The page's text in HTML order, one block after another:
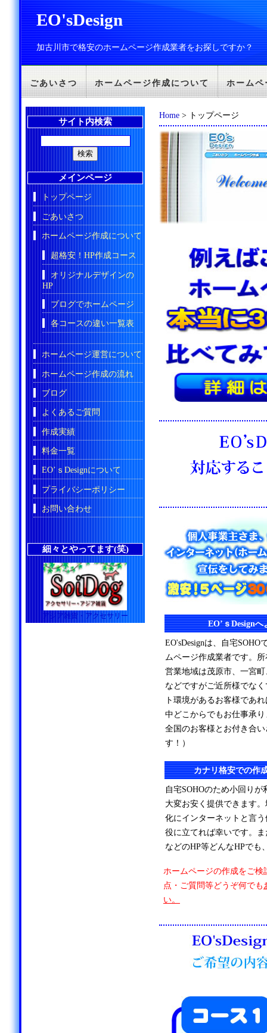
EO'sDesign
加古川市で格安のホームページ作成業者をお探しですか？
ごあいさつ ホームページ作成について ホームペ
Home > トップページ
EO’ｓDesign
EO'sDesignは、自宅SOHO
ムページ作成業者です。
営業地域は茂原市、一宮
などですがご近所様でな
ト環境があるお客様であ
中どこからでもお仕事承
全国のお客様とお付き合
す！）
カナリ格安での作
自宅SOHOのため小回り
大変お安く提供できます
化にインターネットと言
役に立てれば幸いです。
などのHP等どんなHPでも
ホームページの作成をご検
点・ご質問等どうぞ何でも
い。
サイト内検索
メインページ
トップページ
ごあいさつ
ホームページ作成について
超格安！HP作成コース
オリジナルデザインの
HP
ブログでホームページ
各コースの違い一覧表
ホームページ運営について
ホームページ作成の流れ
ブログ
よくあるご質問
作成実績
料金一覧
EO’ｓDesignについて
プライバシーポリシー
お問い合わせ
細々とやってます(笑)
アジア雑貨・アクセサリー